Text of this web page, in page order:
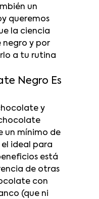
un
queremos
la ciencia
negro y por
a tu rutina
Negro Es
y
un mínimo de
ideal para
está
de otras
con
(que ni